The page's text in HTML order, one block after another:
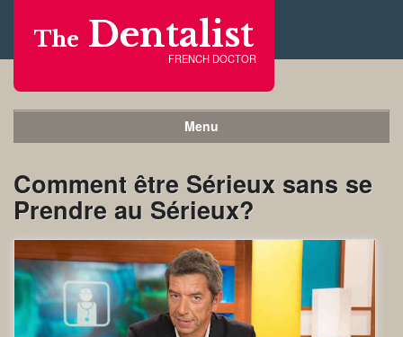
The Dentalist
FRENCH DOCTOR
Menu
Comment être Sérieux sans se
Prendre au Sérieux?